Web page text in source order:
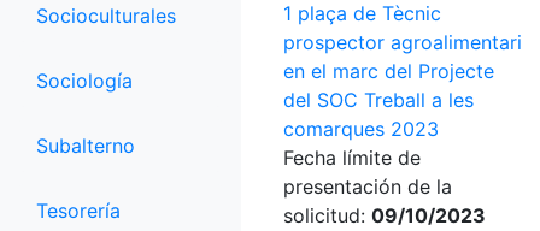
Socioculturales
Sociología
Subalterno
Tesorería
1 plaça de Tècnic
prospector agroalimentari
en el marc del Projecte
del SOC Treball a les
comarques 2023
Fecha límite de
presentación de la
solicitud: 09/10/2023